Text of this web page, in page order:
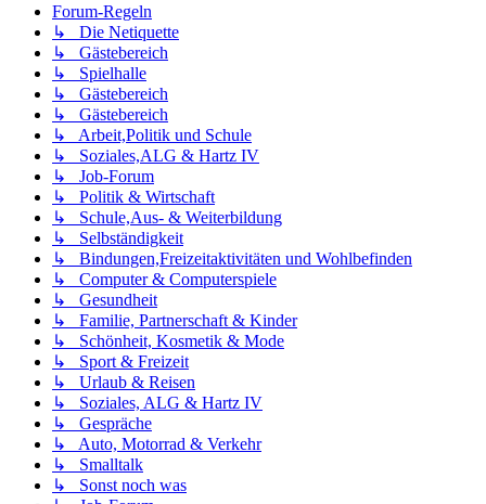
Forum-Regeln
↳ Die Netiquette
↳ Gästebereich
↳ Spielhalle
↳ Gästebereich
↳ Gästebereich
↳ Arbeit,Politik und Schule
↳ Soziales,ALG & Hartz IV
↳ Job-Forum
↳ Politik & Wirtschaft
↳ Schule,Aus- & Weiterbildung
↳ Selbständigkeit
↳ Bindungen,Freizeitaktivitäten und Wohlbefinden
↳ Computer & Computerspiele
↳ Gesundheit
↳ Familie, Partnerschaft & Kinder
↳ Schönheit, Kosmetik & Mode
↳ Sport & Freizeit
↳ Urlaub & Reisen
↳ Soziales, ALG & Hartz IV
↳ Gespräche
↳ Auto, Motorrad & Verkehr
↳ Smalltalk
↳ Sonst noch was